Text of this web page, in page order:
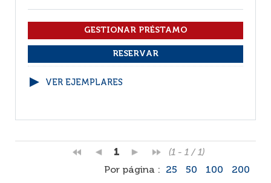
VER EJEMPLARES
1
(1 - 1 / 1)
Por página :
25 50 100 200